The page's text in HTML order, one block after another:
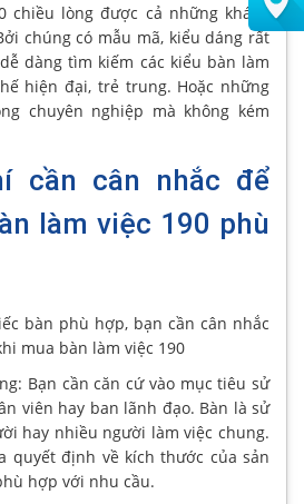
chiều lòng được cả những khách
chúng có mẫu mã, kiểu dáng rất
dàng tìm kiếm các kiểu bàn làm
hiện đại, trẻ trung. Hoặc những
chuyên nghiệp mà không kém
cần cân nhắc để
làm việc 190 phù
bàn phù hợp, bạn cần cân nhắc
mua bàn làm việc 190
Bạn cần căn cứ vào mục tiêu sử
viên hay ban lãnh đạo. Bàn là sử
hay nhiều người làm việc chung.
quyết định về kích thước của sản
hợp với nhu cầu.